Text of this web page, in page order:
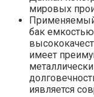
мировых
бак емкостью
имеет
иявляется